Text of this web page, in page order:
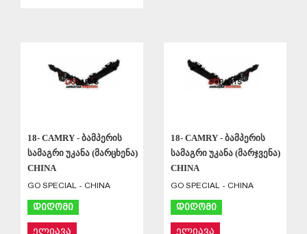
18- CAMRY - ბამპერის
სამაგრი უკანა (მარცხენა)
CHINA
GO SPECIAL - CHINA
დიღომი
ელიავა
18- CAMRY - ბამპერის
სამაგრი უკანა (მარჯვენა)
CHINA
GO SPECIAL - CHINA
დიღომი
ელიავა